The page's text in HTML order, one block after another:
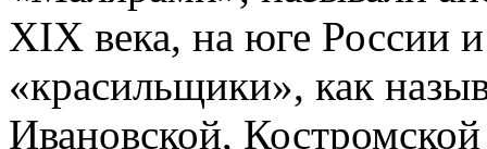
XIX века, на юге России
«красильщики», как
Ивановской,